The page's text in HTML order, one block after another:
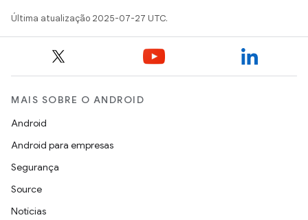
Última atualização 2025-07-27 UTC.
MAIS SOBRE O ANDROID
Android
Android para empresas
Segurança
Source
Notícias